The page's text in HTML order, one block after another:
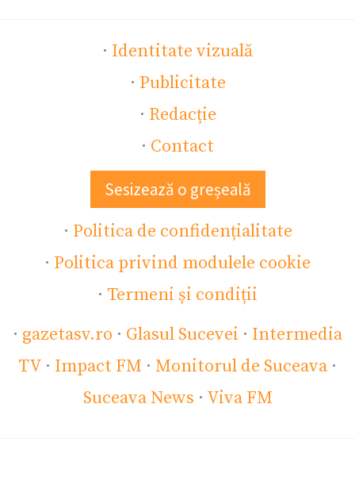
· Identitate vizuală
· Publicitate
· Redacție
· Contact
Sesizează o greșeală
· Politica de confidențialitate
· Politica privind modulele cookie
· Termeni și condiții
· gazetasv.ro · Glasul Sucevei · Intermedia
TV · Impact FM · Monitorul de Suceava ·
Suceava News · Viva FM